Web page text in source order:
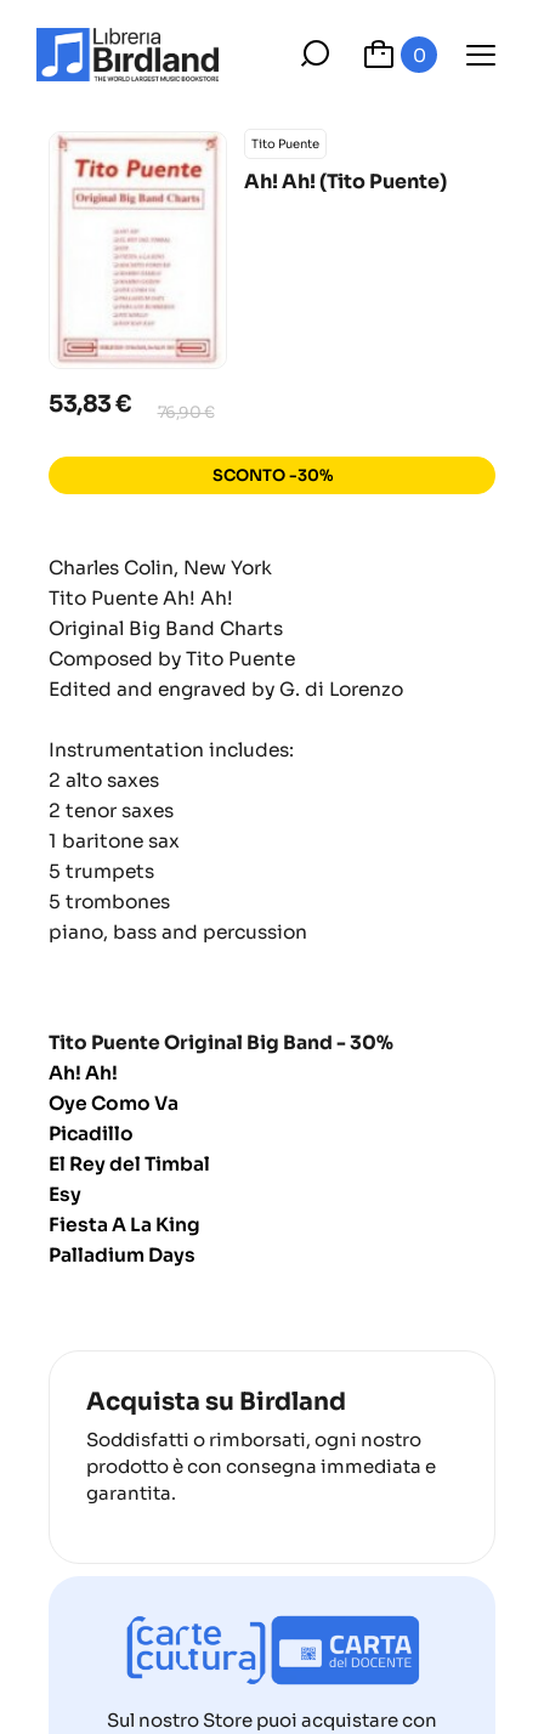
0
Tito Puente
Ah! Ah! (Tito Puente)
53,83 € 76,90 €
SCONTO -30%
Charles Colin, New York
Tito Puente Ah! Ah!
Original Big Band Charts
Composed by Tito Puente
Edited and engraved by G. di Lorenzo
Instrumentation includes:
2 alto saxes
2 tenor saxes
1 baritone sax
5 trumpets
5 trombones
piano, bass and percussion
Tito Puente Original Big Band - 30%
Ah! Ah!
Oye Como Va
Picadillo
El Rey del Timbal
Esy
Fiesta A La King
Palladium Days
Acquista su Birdland
Soddisfatti o rimborsati, ogni nostro
prodotto è con consegna immediata e
garantita.
Sul nostro Store puoi acquistare con